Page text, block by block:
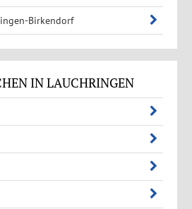
Birkendorf
IN LAUCHRINGEN